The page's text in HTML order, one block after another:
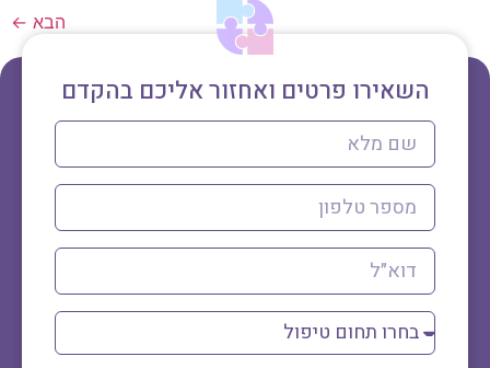
הבא ←
השאירו פרטים ואחזור אליכם בהקדם